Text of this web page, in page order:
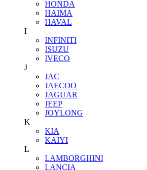
HONDA
HAIMA
HAVAL
I
INFINITI
ISUZU
IVECO
J
JAC
JAECOO
JAGUAR
JEEP
JOYLONG
K
KIA
KAIYI
L
LAMBORGHINI
LANCIA